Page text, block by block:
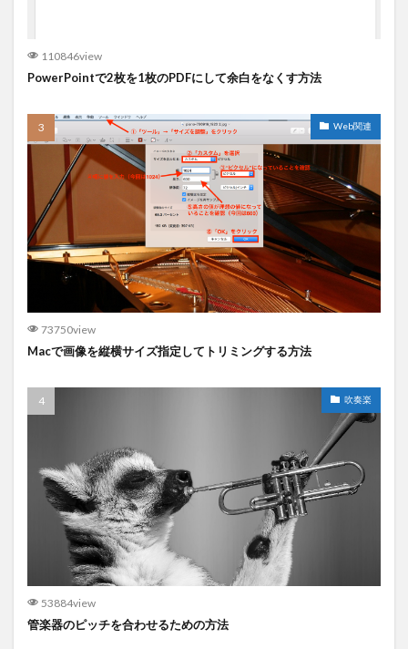
110846view
PowerPointで2枚を1枚のPDFにして余白をなくす方法
Web関連
73750view
Macで画像を縦横サイズ指定してトリミングする方法
吹奏楽
53884view
管楽器のピッチを合わせるための方法